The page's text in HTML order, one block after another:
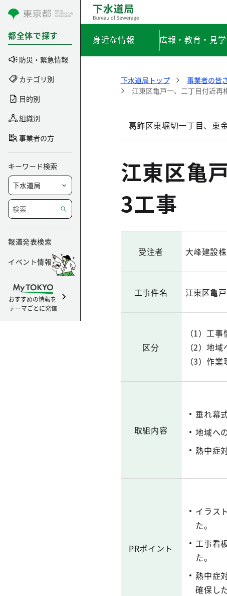
コンテンツにスキップ
都全体で探す
防災・緊急情報
カテゴリ別
目的別
組織別
事業者の方
キーワード検索
報道発表検索
イベント情報
おすすめの情報を
テーマごとに発信
身近な情報 広報・教育・見学
下水道局トップ 事業者の皆
江東区亀戸一、二丁目付近再
葛飾区東堀切一丁目、東
江東区亀
3工事
受注者 大峰建設
工事件名 江東区亀
区分
（1）工
（2）地
（3）作
取組内容
垂れ幕
地域へ
熱中症
PRポイント
イラス
た。
工事看
た。
熱中症
確保した